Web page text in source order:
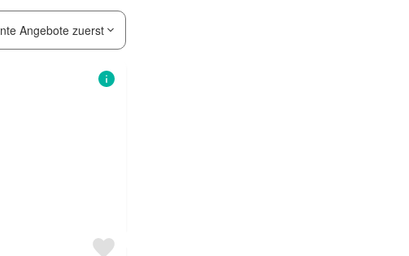
Angebote zuerst